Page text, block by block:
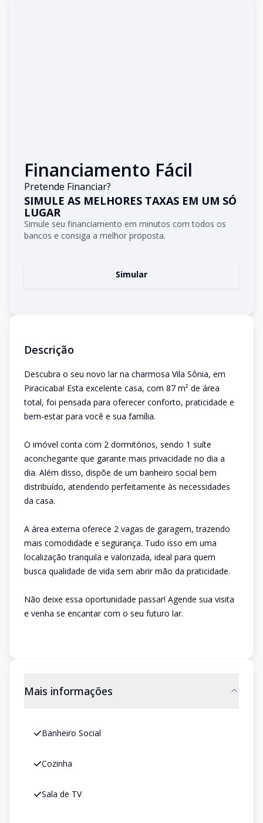
Financiamento Fácil
Pretende Financiar?
SIMULE AS MELHORES TAXAS EM UM SÓ
LUGAR
Simule seu financiamento em minutos com todos os
bancos e consiga a melhor proposta.
Simular
Descrição
Descubra o seu novo lar na charmosa Vila Sônia, em
Piracicaba! Esta excelente casa, com 87 m² de área
total, foi pensada para oferecer conforto, praticidade e
bem-estar para você e sua família.
O imóvel conta com 2 dormitórios, sendo 1 suíte
aconchegante que garante mais privacidade no dia a
dia. Além disso, dispõe de um banheiro social bem
distribuído, atendendo perfeitamente às necessidades
da casa.
A área externa oferece 2 vagas de garagem, trazendo
mais comodidade e segurança. Tudo isso em uma
localização tranquila e valorizada, ideal para quem
busca qualidade de vida sem abrir mão da praticidade.
Não deixe essa oportunidade passar! Agende sua visita
e venha se encantar com o seu futuro lar.
Mais informações
Banheiro Social
Cozinha
Sala de TV